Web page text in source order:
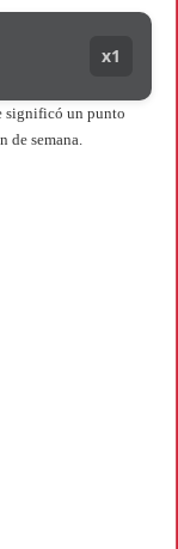
x1
significó un punto
de semana.